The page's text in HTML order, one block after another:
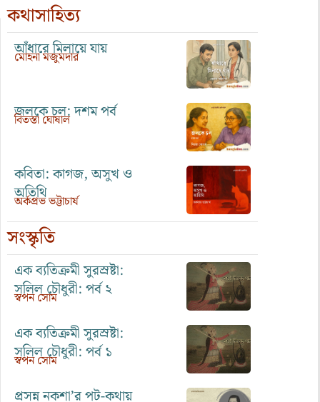
কথাসাহিত্য
আঁধারে মিলায়ে যায়
মোহনা মজুমদার
জলকে চল: দশম পর্ব
বিতস্তা ঘোষাল
কবিতা: কাগজ, অসুখ ও
অতিথি
অর্কপ্রভ ভট্টাচার্য
সংস্কৃতি
এক ব্যতিক্রমী সুরস্রষ্টা:
সলিল চৌধুরী: পর্ব ২
স্বপন সোম
এক ব্যতিক্রমী সুরস্রষ্টা:
সলিল চৌধুরী: পর্ব ১
স্বপন সোম
প্রসন্ন নকশা’র পট-কথায়